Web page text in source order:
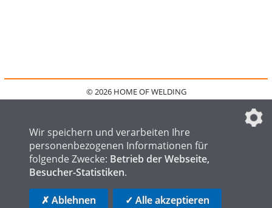
© 2026 HOME OF WELDING
IMPRESSUM
FAQ
DATENSCHUTZEINSTELLUNGEN
HOME OF STEEL
HOME OF LOGISTICS
Wir speichern und verarbeiten Ihre
personenbezogenen Informationen für
folgende Zwecke: Betrieb der Webseite,
Besucher-Statistiken.
✗ Ablehnen ✓ Alle akzeptieren